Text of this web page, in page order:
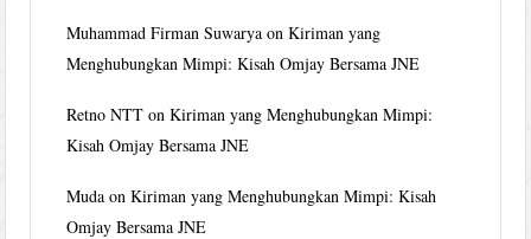
Muhammad Firman Suwarya onKiriman yang
Menghubungkan Mimpi: Kisah Omjay Bersama JNE
Retno NTT onKiriman yang Menghubungkan Mimpi:
Kisah Omjay Bersama JNE
Muda onKiriman yang Menghubungkan Mimpi: Kisah
Omjay Bersama JNE